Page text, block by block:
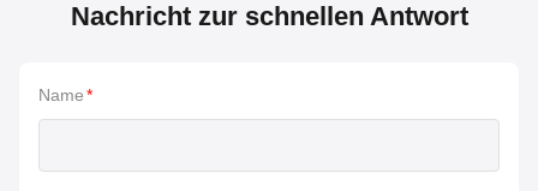
Nachricht zur schnellen Antwort
Name*